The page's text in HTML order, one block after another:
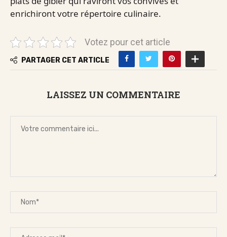
enrichiront votre répertoire culinaire.
Votez pour cet article
PARTAGER CET ARTICLE
LAISSEZ UN COMMENTAIRE